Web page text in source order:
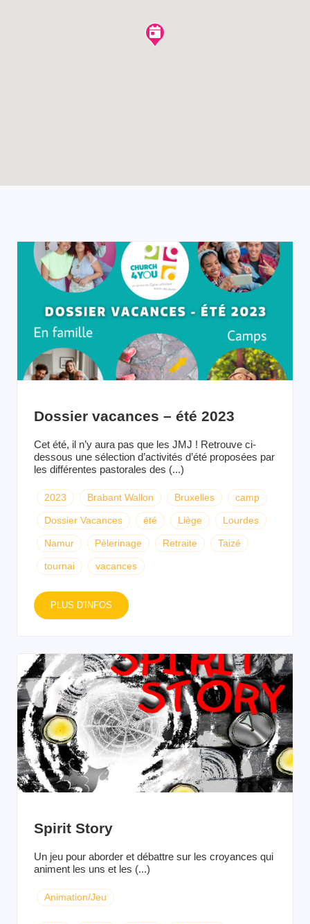
Dossier vacances – été 2023
Cet été, il n’y aura pas que les JMJ ! Retrouve ci-
dessous une sélection d’activités d’été proposées par
les différentes pastorales des (...)
2023 Brabant Wallon Bruxelles camp
Dossier Vacances été Liège Lourdes
Namur Pèlerinage Retraite Taizé
tournai vacances
PLUS D'INFOS
Spirit Story
Un jeu pour aborder et débattre sur les croyances qui
animent les uns et les (...)
Animation/Jeu